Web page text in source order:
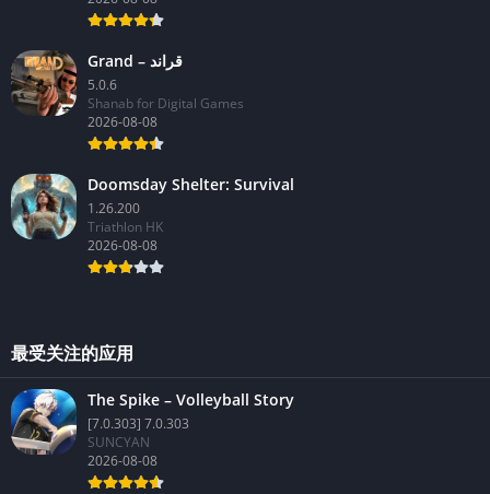
Grand – قراند
5.0.6
Shanab for Digital Games
2026-08-08
Doomsday Shelter: Survival
1.26.200
Triathlon HK
2026-08-08
最受关注的应用
The Spike – Volleyball Story
[7.0.303] 7.0.303
SUNCYAN
2026-08-08